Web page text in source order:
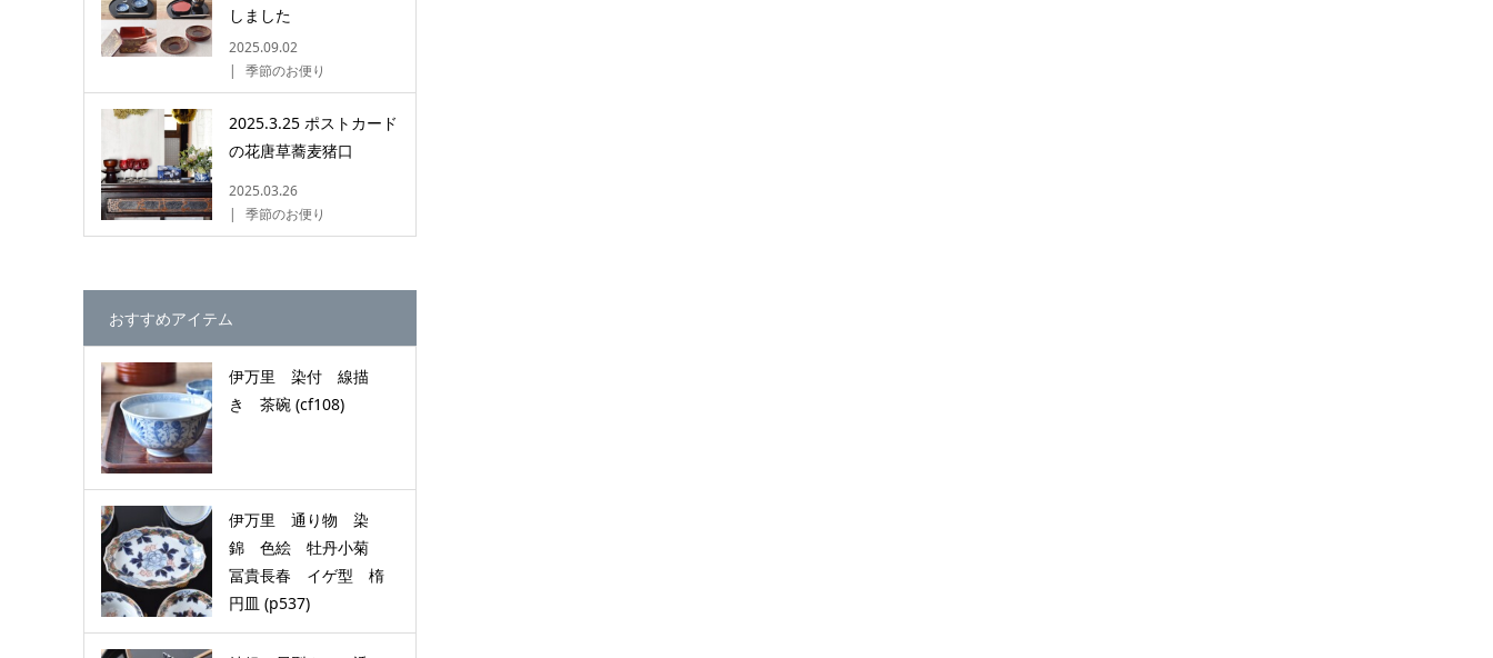
しました
2025.09.02
季節のお便り
2025.3.25 ポストカード
の花唐草蕎麦猪口
2025.03.26
季節のお便り
おすすめアイテム
伊万里 染付 線描
き 茶碗 (cf108)
伊万里 通り物 染
錦 色絵 牡丹小菊
冨貴長春 イゲ型 楕
円皿 (p537)